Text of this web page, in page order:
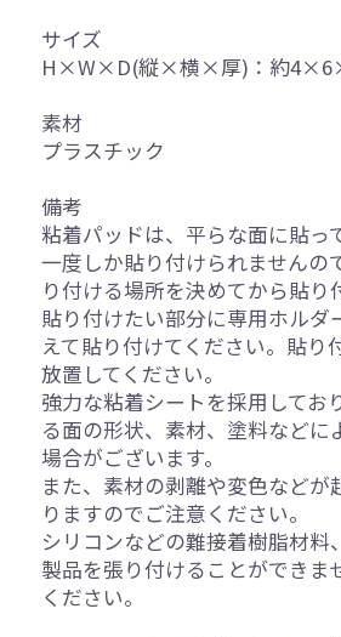
サイズ
H×W×D(縦×横×厚)：約
素材
プラスチック
備考
粘着パッドは、平らな面に貼っ
一度しか貼り付けられませんの
り付ける場所を決めてから貼り
貼り付けたい部分に専用ホルダ
えて貼り付けてください。貼り
放置してください。
強力な粘着シートを採用してお
る面の形状、素材、塗料などに
場合がございます。
また、素材の剥離や変色などが
りますのでご注意ください。
シリコンなどの難接着樹脂材料
製品を張り付けることができま
ください。